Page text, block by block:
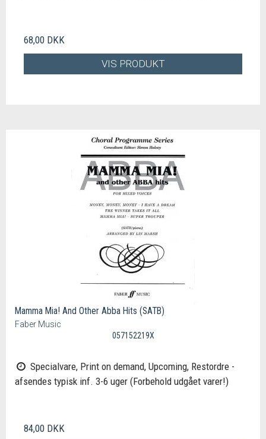
68,00 DKK
VIS PRODUKT
Mamma Mia! And Other Abba Hits (SATB)
Faber Music
057152219X
Specialvare, Print on demand, Upcoming, Restordre -
afsendes typisk inf. 3-6 uger (Forbehold udgået varer!)
84,00 DKK